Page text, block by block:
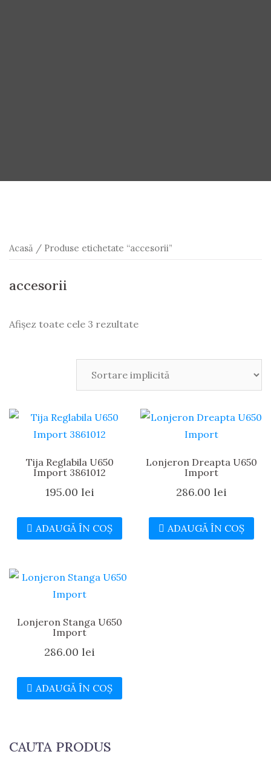
Acasă / Produse etichetate “accesorii”
accesorii
Afișez toate cele 3 rezultate
Tija Reglabila U650
Import 3861012
195.00 lei
ADAUGĂ ÎN COȘ
Lonjeron Dreapta U650
Import
286.00 lei
ADAUGĂ ÎN COȘ
Lonjeron Stanga U650
Import
286.00lei
ADAUGĂ ÎN COȘ
CAUTA PRODUS